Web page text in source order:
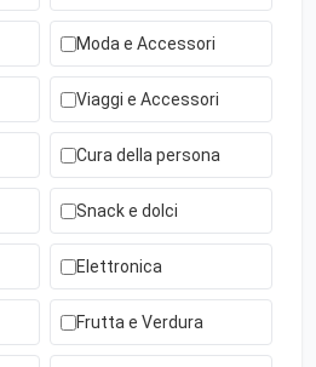
Moda e Accessori
Viaggi e Accessori
Cura della persona
Snack e dolci
Elettronica
Frutta e Verdura